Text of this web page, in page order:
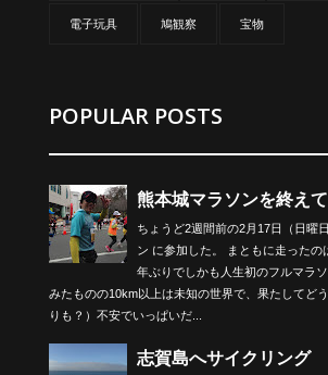
電子玩具 鳩観察 宝物
POPULAR POSTS
熊本城マラソンを終えて
ちょうど2週間前の2月17日（日曜
ン に参加した。 まともに走った
年ぶりでしかも人生初のフルマラ
みたものの10km以上は未知の世界で、果たしてど
りも？）不安でいっぱいだ...
志賀島へサイクリング